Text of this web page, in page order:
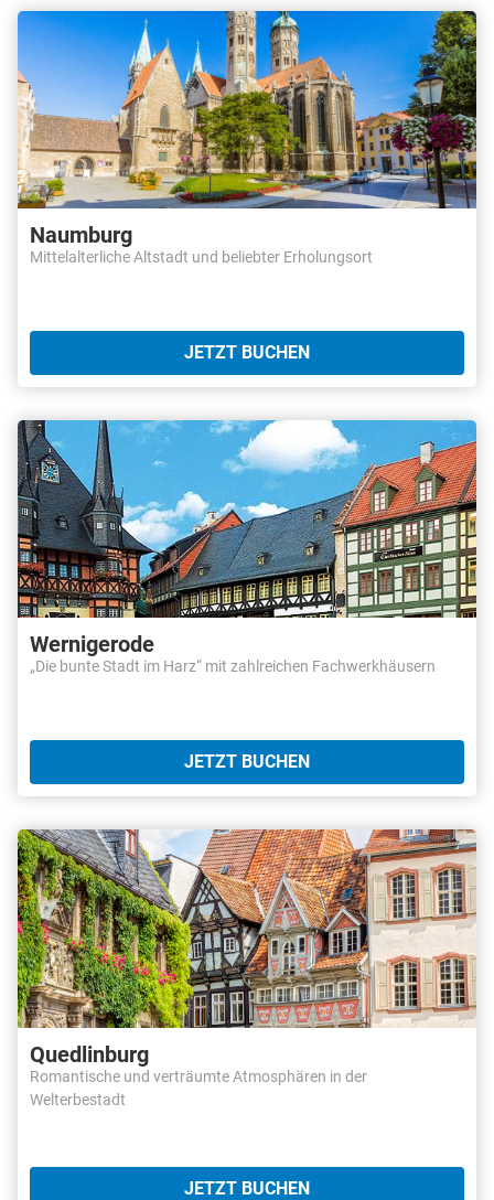
Naumburg
Mittelalterliche Altstadt und beliebter Erholungsort
JETZT BUCHEN
Wernigerode
„Die bunte Stadt im Harz“ mit zahlreichen Fachwerkhäusern
JETZT BUCHEN
Quedlinburg
Romantische und verträumte Atmosphären in der
Welterbestadt
JETZT BUCHEN